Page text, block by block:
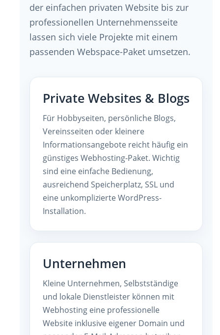
der einfachen privaten Website bis zur
professionellen Unternehmensseite
lassen sich viele Projekte mit einem
passenden Webspace-Paket umsetzen.
Private Websites & Blogs
Für Hobbyseiten, persönliche Blogs,
Vereinsseiten oder kleinere
Informationsangebote reicht häufig ein
günstiges Webhosting-Paket. Wichtig
sind eine einfache Bedienung,
ausreichend Speicherplatz, SSL und
eine unkomplizierte WordPress-
Installation.
Unternehmen
Kleine Unternehmen, Selbstständige
und lokale Dienstleister können mit
Webhosting eine professionelle
Website inklusive eigener Domain und